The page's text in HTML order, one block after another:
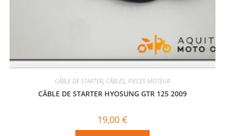
CÂBLE DE STARTER, CÂBLES, PIECES MOTEUR
CÂBLE DE STARTER HYOSUNG GTR 125 2009
19,00 €